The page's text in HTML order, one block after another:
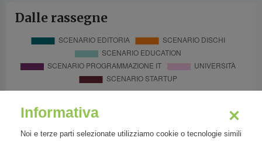
Dalle rassegne
Informativa
Noi e terze parti selezionate utilizziamo cookie o tecnologie simili